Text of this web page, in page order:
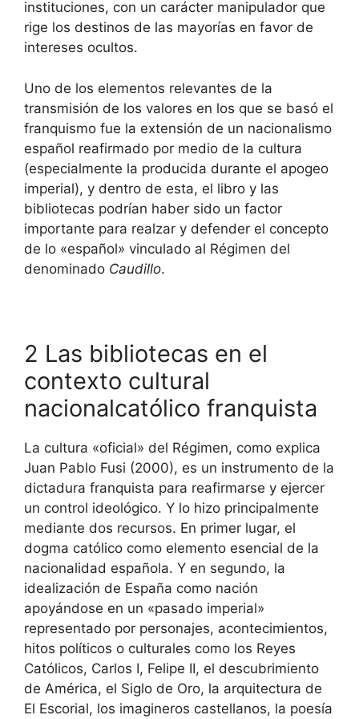
instituciones, con un carácter manipulador que
rige los destinos de las mayorías en favor de
intereses ocultos.
Uno de los elementos relevantes de la
transmisión de los valores en los que se basó el
franquismo fue la extensión de un nacionalismo
español reafirmado por medio de la cultura
(especialmente la producida durante el apogeo
imperial), y dentro de esta, el libro y las
bibliotecas podrían haber sido un factor
importante para realzar y defender el concepto
de lo «español» vinculado al Régimen del
denominado Caudillo.
2 Las bibliotecas en el
contexto cultural
nacionalcatólico franquista
La cultura «oficial» del Régimen, como explica
Juan Pablo Fusi (2000), es un instrumento de la
dictadura franquista para reafirmarse y ejercer
un control ideológico. Y lo hizo principalmente
mediante dos recursos. En primer lugar, el
dogma católico como elemento esencial de la
nacionalidad española. Y en segundo, la
idealización de España como nación
apoyándose en un «pasado imperial»
representado por personajes, acontecimientos,
hitos políticos o culturales como los Reyes
Católicos, Carlos I, Felipe II, el descubrimiento
de América, el Siglo de Oro, la arquitectura de
El Escorial, los imagineros castellanos, la poesía